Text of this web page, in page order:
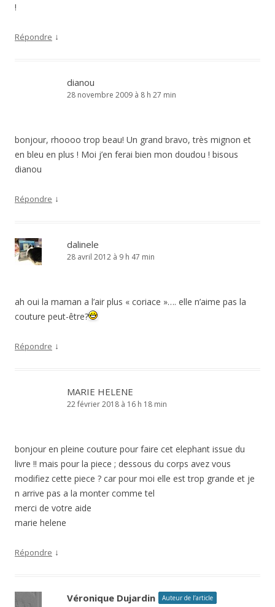
!
Répondre ↓
dianou
28 novembre 2009 à 8 h 27 min
bonjour, rhoooo trop beau! Un grand bravo, très mignon et
en bleu en plus ! Moi j’en ferai bien mon doudou ! bisous
dianou
Répondre ↓
dalinele
28 avril 2012 à 9 h 47 min
ah oui la maman a l’air plus « coriace »…. elle n’aime pas la
couture peut-être?
Répondre ↓
MARIE HELENE
22 février 2018 à 16 h 18 min
bonjour en pleine couture pour faire cet elephant issue du
livre !! mais pour la piece ; dessous du corps avez vous
modifiez cette piece ? car pour moi elle est trop grande et je
n arrive pas a la monter comme tel
merci de votre aide
marie helene
Répondre ↓
Véronique Dujardin Auteur de l’article